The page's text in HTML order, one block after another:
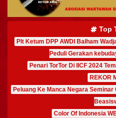
Top
Plt Ketum DPP AWDI Balham
Peduli Gerakan
Penari TorTor Di IICF 2024
REKOR
Peluang Ke Manca Negara Seminar
Color Of Indonesia